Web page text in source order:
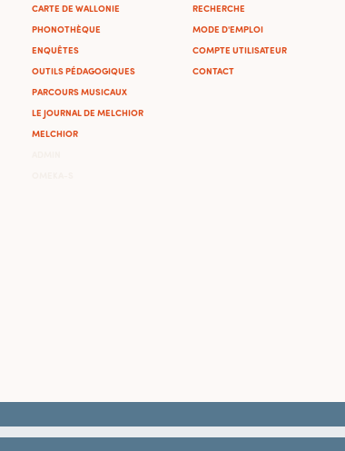
CARTE DE WALLONIE
PHONOTHÈQUE
ENQUÊTES
OUTILS PÉDAGOGIQUES
PARCOURS MUSICAUX
LE JOURNAL DE MELCHIOR
MELCHIOR
RECHERCHE
MODE D'EMPLOI
COMPTE UTILISATEUR
CONTACT